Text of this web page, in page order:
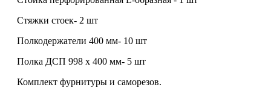
Стяжки стоек- 2 шт
Полкодержатели 400 мм- 10 шт
Полка ДСП 998 х 400 мм- 5 шт
Комплект фурнитуры и саморезов.